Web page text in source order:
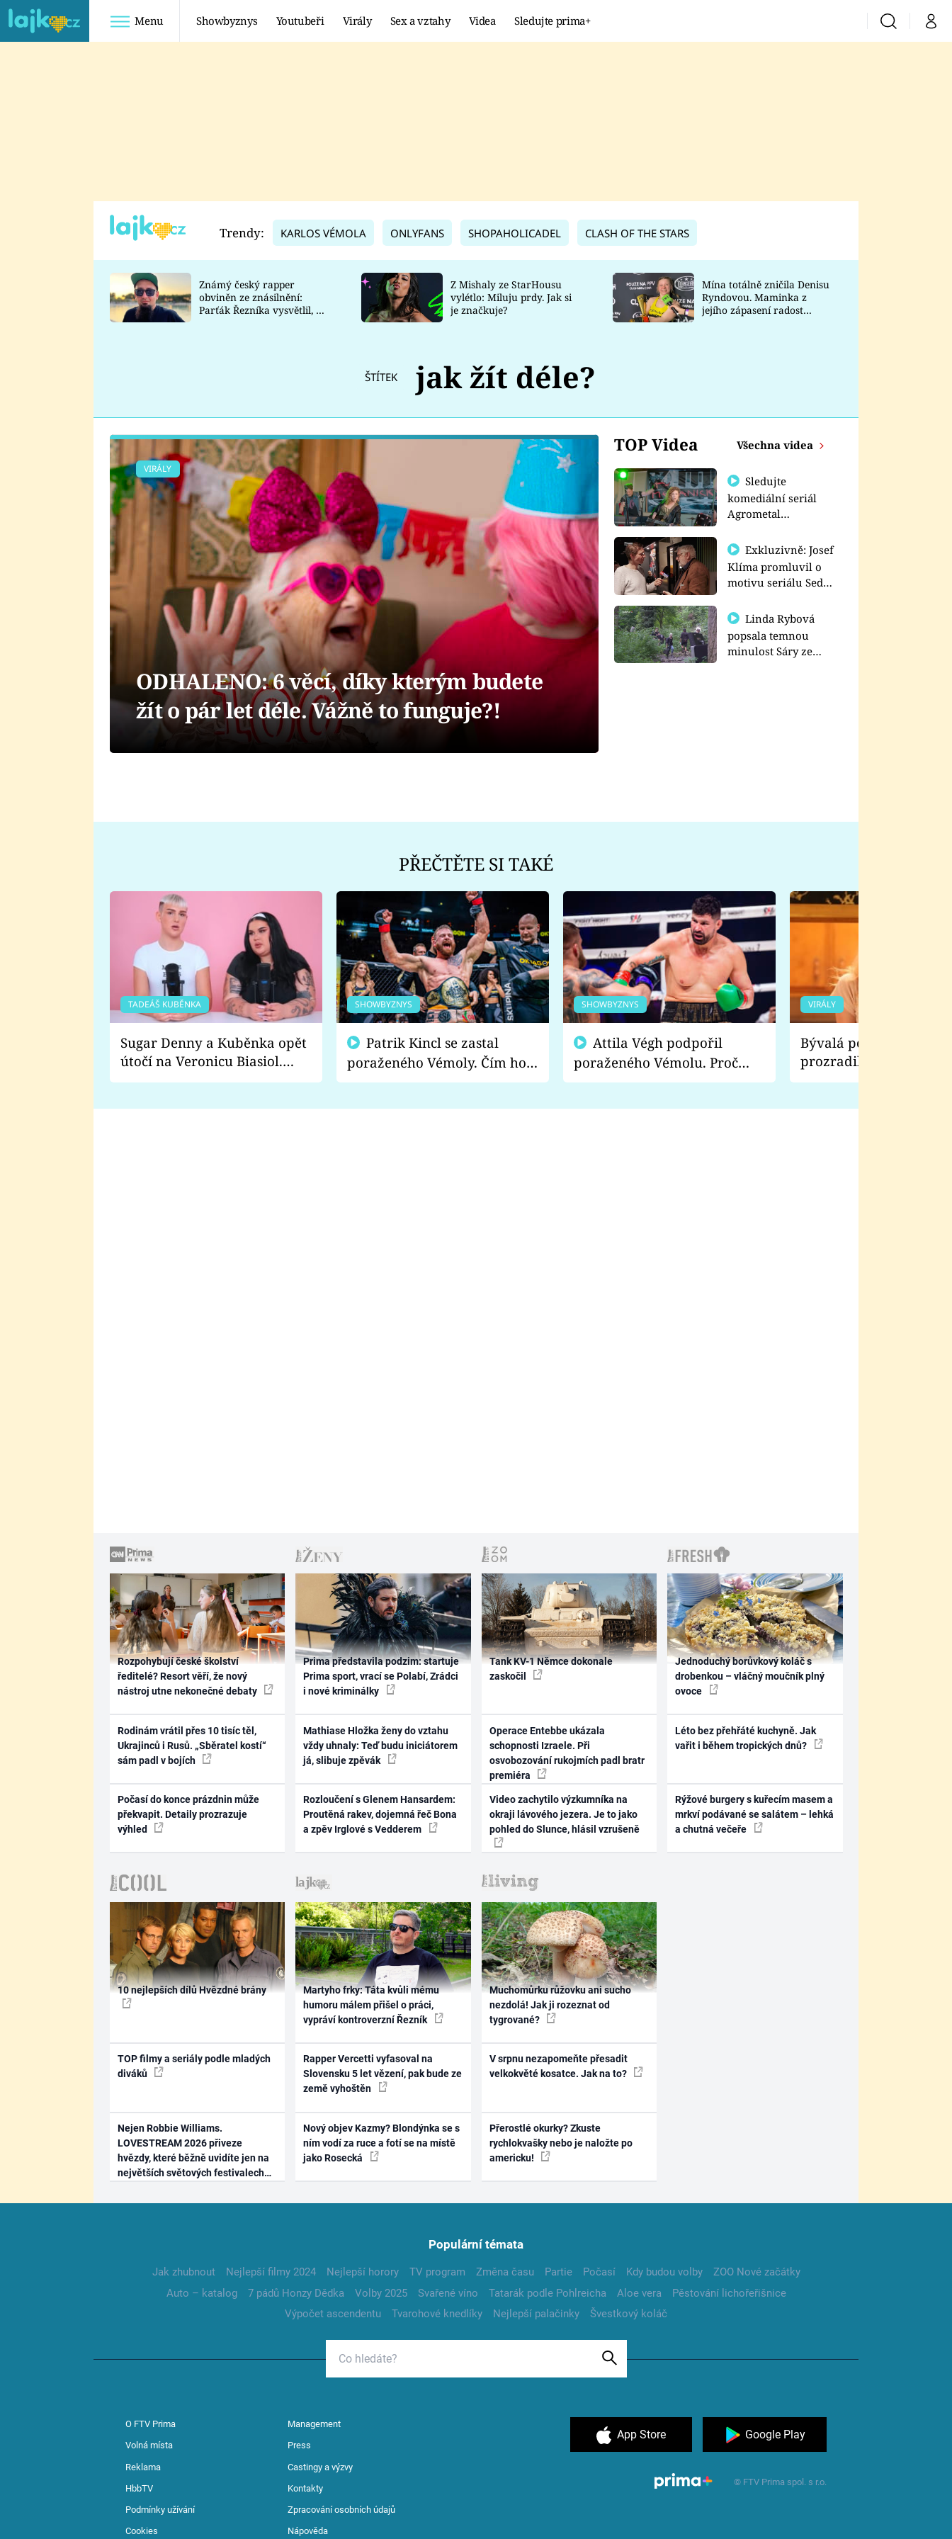
Menu Showbyznys Youtubeři Virály Sex a vztahy Videa Sledujte prima+ VyhledáváníMůj
TADEÁŠ KUBĚNKA
DATEL
Prima Lajk
Sledujte nás
Trendy: KARLOS VÉMOLA ONLYFANS SHOPAHOLICADEL CLASH OF THE STARS
Známý český rapper
obviněn ze znásilnění:
Parťák Řezníka vysvětlil, co
Z Mishaly ze StarHousu
vylétlo: Miluju prdy. Jak si
je značkuje?
Mína totálně zničila Denisu
Ryndovou. Maminka z
jejího zápasení radost
ŠTÍTEK jak žít déle?
TOP Videa Všechna videa
Sledujte
komediální seriál
Agrometal
prima+
Exkluzivně: Josef
Klíma promluvil o
motivu seriálu Sedm
Linda Rybová
popsala temnou
minulost Sáry ze
VIRÁLY
ODHALENO: 6 věcí, díky kterým budete
žít o pár let déle. Vážně to funguje?!
PŘEČTĚTE SI TAKÉ
TADEÁŠ KUBĚNKA
Sugar Denny a Kuběnka opět
útočí na Veronicu Biasiol.
Proč je podle nich falešná a
SHOWBYZNYS
poraženého Vémoly. Čím ho
fanoušci naštvali?
SHOWBYZNYS
poraženého Vémolu. Proč
chce raději zápasit s ním než
VIRÁLY
Bývalá pornoherečka
prozradila, co ji
natáčení Euforie.
Rozpohybují české školství
ředitelé? Resort věří, že nový
nástroj utne nekonečné debaty
Rodinám vrátil přes 10 tisíc těl,
Ukrajinců i Rusů. „Sběratel kostí“
sám padl v bojích
Počasí do konce prázdnin může
překvapit. Detaily prozrazuje
výhled
Prima představila podzim: startuje
Prima sport, vrací se Polabí, Zrádci
i nové kriminálky
Mathiase Hložka ženy do vztahu
vždy uhnaly: Teď budu iniciátorem
já, slibuje zpěvák
Rozloučení s Glenem Hansardem:
Proutěná rakev, dojemná řeč Bona
a zpěv Irglové s Vedderem
Tank KV-1 Němce dokonale
zaskočil
Operace Entebbe ukázala
schopnosti Izraele. Při
osvobozování rukojmích padl bratr
premiéra
Video zachytilo výzkumníka na
okraji lávového jezera. Je to jako
pohled do Slunce, hlásil vzrušeně
Jednoduchý borůvkový koláč s
drobenkou – vláčný moučník plný
ovoce
Léto bez přehřáté kuchyně. Jak
vařit i během tropických dnů?
Rýžové burgery s kuřecím masem a
mrkví podávané se salátem – lehká
a chutná večeře
10 nejlepších dílů Hvězdné brány
TOP filmy a seriály podle mladých
diváků
Nejen Robbie Williams.
LOVESTREAM 2026 přiveze
hvězdy, které běžně uvidíte jen na
největších světových festivalech
Martyho frky: Táta kvůli mému
humoru málem přišel o práci,
vypráví kontroverzní Řezník
Rapper Vercetti vyfasoval na
Slovensku 5 let vězení, pak bude ze
země vyhoštěn
Nový objev Kazmy? Blondýnka se s
ním vodí za ruce a fotí se na místě
jako Rosecká
Muchomůrku růžovku ani sucho
nezdolá! Jak ji rozeznat od
tygrované?
V srpnu nezapomeňte přesadit
velkokvěté kosatce. Jak na to?
Přerostlé okurky? Zkuste
rychlokvašky nebo je naložte po
americku!
Populární témata
Jak zhubnout Nejlepší filmy 2024 Nejlepší horory TV program Změna času Partie Počasí Kdy budou volby
ZOO Nové začátky
Auto – katalog
7 pádů Honzy Dědka Volby 2025 Svařené víno Tatarák podle Pohlreicha Aloe vera
Pěstování lichořeřišnice
Výpočet ascendentu
Tvarohové knedlíky Nejlepší palačinky Švestkový koláč
O FTV Prima Management
Volná místa Press
Reklama Castingy a výzvy
HbbTV Kontakty
Podmínky užívání Zpracování osobních údajů
Cookies Nápověda
App Store Google Play
© FTV Prima spol. s r.o.